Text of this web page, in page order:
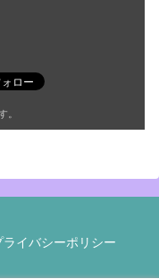
。
ライバシーポリシー